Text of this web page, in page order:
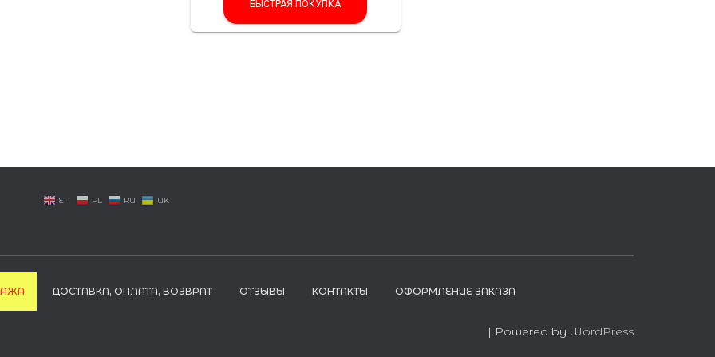
БЫСТРАЯ ПОКУПКА
EN PL RU UK
ДОСТАВКА, ОПЛАТА, ВОЗВРАТ ОТЗЫВЫ КОНТАКТЫ ОФОРМЛЕНИЕ ЗАКАЗА
| Powered by WordPress